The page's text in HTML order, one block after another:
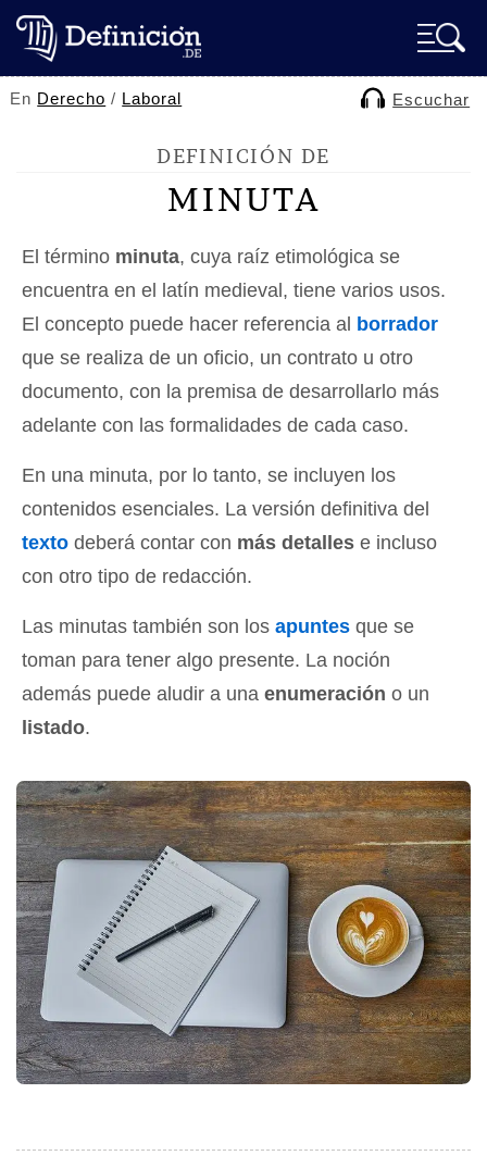
En Derecho / Laboral Escuchar
DEFINICIÓN DE
MINUTA
El término minuta, cuya raíz etimológica se
encuentra en el latín medieval, tiene varios usos.
El concepto puede hacer referencia al borrador
que se realiza de un oficio, un contrato u otro
documento, con la premisa de desarrollarlo más
adelante con las formalidades de cada caso.
En una minuta, por lo tanto, se incluyen los
contenidos esenciales. La versión definitiva del
texto deberá contar con más detalles e incluso
con otro tipo de redacción.
Las minutas también son los apuntes que se
toman para tener algo presente. La noción
además puede aludir a una enumeración o un
listado.